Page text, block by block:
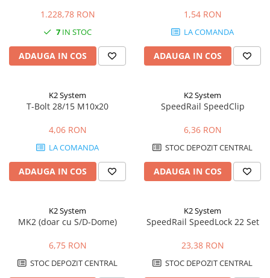
1.228,78 RON
7 IN STOC
ADAUGA IN COS
1,54 RON
LA COMANDA
ADAUGA IN COS
K2 System
T-Bolt 28/15 M10x20
4,06 RON
LA COMANDA
ADAUGA IN COS
K2 System
SpeedRail SpeedClip
6,36 RON
STOC DEPOZIT CENTRAL
ADAUGA IN COS
K2 System
MK2 (doar cu S/D-Dome)
6,75 RON
STOC DEPOZIT CENTRAL
K2 System
SpeedRail SpeedLock 22 Set
23,38 RON
STOC DEPOZIT CENTRAL